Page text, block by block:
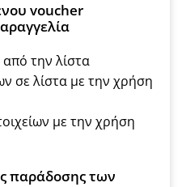
voucher
την λίστα
σε λίστα με την χρήση
με την χρήση
παράδοσης των